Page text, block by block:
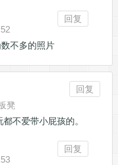
回复
不多的照片
回复
凳
不爱带小屁孩的。
回复